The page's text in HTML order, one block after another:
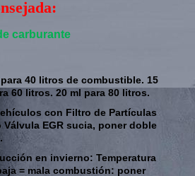
carburante
40 litros de combustible. 15
60 litros. 20 ml para 80 litros.
con Filtro de Partículas
Válvula EGR sucia, poner doble
en invierno: Temperatura
= mala combustión: poner